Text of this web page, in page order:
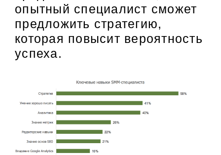
опытный специалист сможет
предложить стратегию,
которая повысит вероятность
успеха.